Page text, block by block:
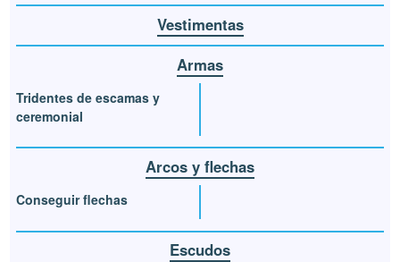
Vestimentas
Armas
Tridentes de escamas y
ceremonial
Arcos y flechas
Conseguir flechas
Escudos